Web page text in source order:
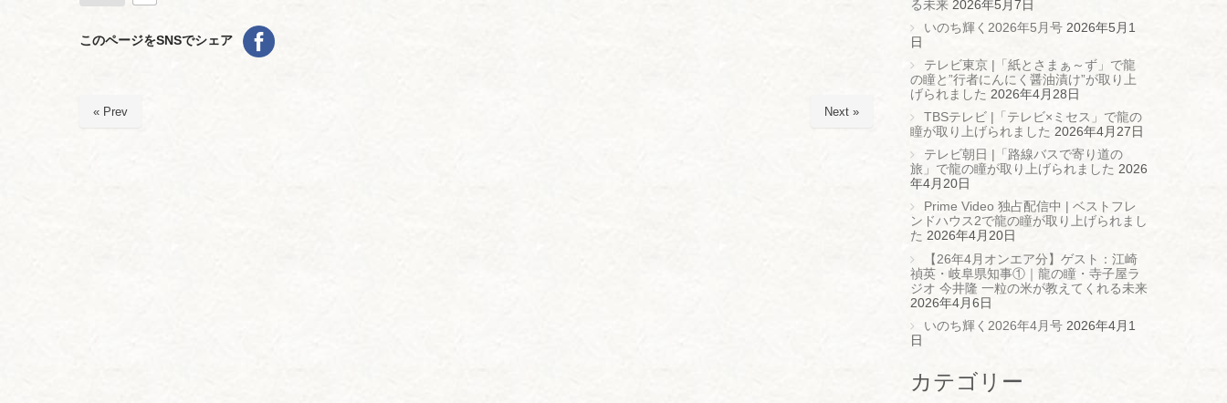
このページをSNSでシェア
« Prev Next »
る未来 2026年5月7日
いのち輝く2026年5月号 2026年5月1
日
テレビ東京 |「紙とさまぁ～ず」で龍
の瞳と”行者にんにく醤油漬け”が取り上
げられました 2026年4月28日
TBSテレビ |「テレビ×ミセス」で龍の
瞳が取り上げられました 2026年4月27日
テレビ朝日 |「路線バスで寄り道の
旅」で龍の瞳が取り上げられました 2026
年4月20日
Prime Video 独占配信中 | ベストフレ
ンドハウス2で龍の瞳が取り上げられまし
た 2026年4月20日
【26年4月オンエア分】ゲスト：江崎
禎英・岐阜県知事①｜龍の瞳・寺子屋ラ
ジオ 今井隆 一粒の米が教えてくれる未来
2026年4月6日
いのち輝く2026年4月号 2026年4月1
日
カテゴリー